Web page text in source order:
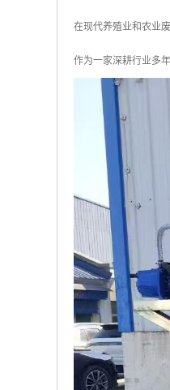
在现代养殖业和农业
作为一家深耕行业多